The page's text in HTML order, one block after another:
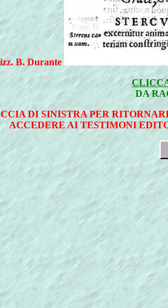
B. Durante
DA
DI SINISTRA PER
ACCEDERE AI TESTIMONI